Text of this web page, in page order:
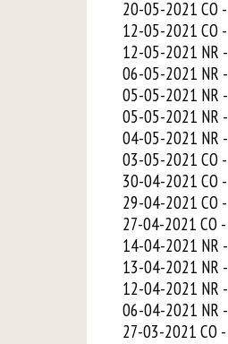
20-05-2021 CO -
12-05-2021 CO -
12-05-2021 NR -
06-05-2021 NR -
05-05-2021 NR -
05-05-2021 NR -
04-05-2021 NR -
03-05-2021 CO -
30-04-2021 CO -
29-04-2021 CO -
27-04-2021 CO -
14-04-2021 NR -
13-04-2021 NR -
12-04-2021 NR -
06-04-2021 NR -
27-03-2021 CO -